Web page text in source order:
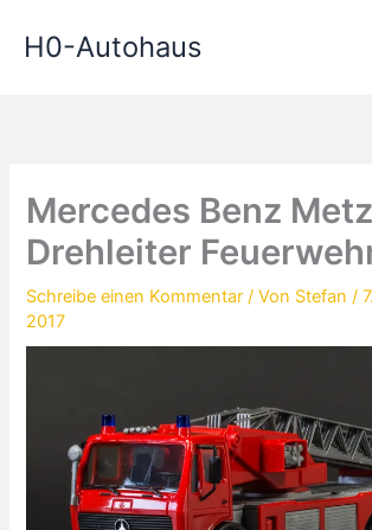
InhaltH0-Autohaus
Mercedes Benz
Drehleiter
Schreibe einen Kommentar / Von Stefan/
2017